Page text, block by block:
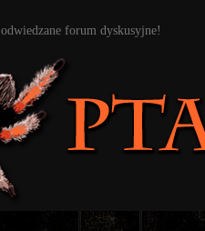
forum dyskusyjne!